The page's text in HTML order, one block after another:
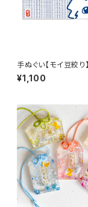
手ぬぐい【モイ豆絞り】
¥1,100